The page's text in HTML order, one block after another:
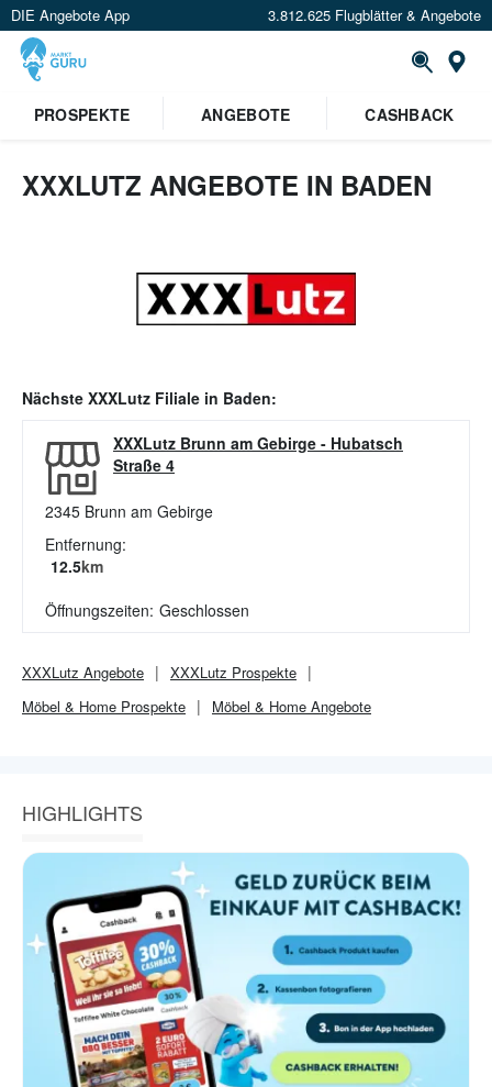
DIE Angebote App 3.812.625 Flugblätter & Angebote
PROSPEKTE
ANGEBOTE CASHBACK
XXXLUTZ ANGEBOTE IN BADEN
Nächste XXXLutz Filiale in Baden:
XXXLutz Brunn am Gebirge - Hubatsch
Straße 4
2345 Brunn am Gebirge
Entfernung:
12.5km
Öffnungszeiten: Geschlossen
XXXLutz Angebote XXXLutz Prospekte
Möbel & Home Prospekte Möbel & Home Angebote
HIGHLIGHTS